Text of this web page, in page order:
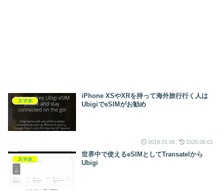
スマホ
iPhone XSやXRを持って海外旅行行く人は
UbigiでeSIMがお勧め
2019.01.06 2020.08.01
スマホ
世界中で使えるeSIMとしてTransatelから
Ubigi